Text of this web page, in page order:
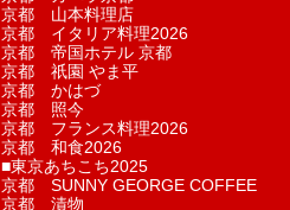
京都 山本料理店
京都 イタリア料理2026
京都 帝国ホテル 京都
京都 祇園 やま平
京都 かはづ
京都 照今
京都 フランス料理2026
京都 和食2026
■東京あちこち2025
京都 SUNNY GEORGE COFFEE
京都 漬物